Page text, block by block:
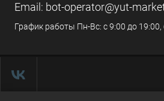
Email: bot-operator@yut-
График работы Пн-Вс: с 9:00 до